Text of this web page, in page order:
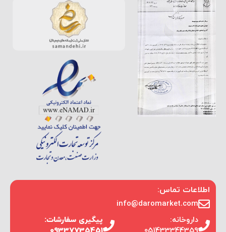
اطلاعات تماس:
info@daromarket.com
داروخانه:
پیگیری سفارشات: